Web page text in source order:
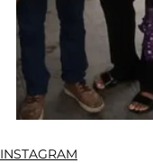
INSTAGRAM